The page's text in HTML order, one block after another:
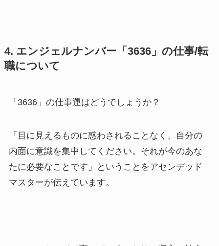
4. エンジェルナンバー「3636」の仕事/転
職について
「3636」の仕事運はどうでしょうか？
「目に見えるものに惑わされることなく、自分の
内面に意識を集中してください。それが今のあな
たに必要なことです」ということをアセンデッド
マスターが伝えています。